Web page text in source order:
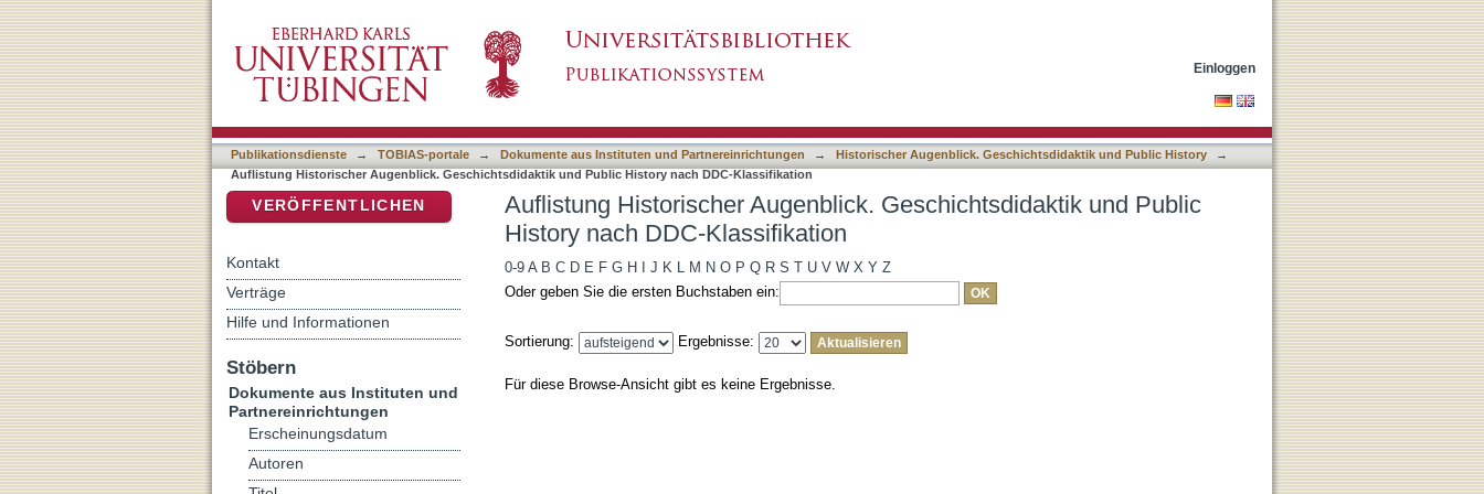
Einloggen
Publikationsdienste → TOBIAS-portale → Dokumente aus Instituten und Partnereinrichtungen → Historischer Augenblick. Geschichtsdidaktik und Public History
→
Auflistung Historischer Augenblick. Geschichtsdidaktik und Public History nach DDC-Klassifikation
Auflistung Historischer Augenblick. Geschichtsdidaktik und Public
History nach DDC-Klassifikation
0-9 A B C D E F G H J K L M N O P Q R S T U V W X Y Z
Oder geben Sie die ersten Buchstaben ein:
Sortierung: Ergebnisse:
Für diese Browse-Ansicht gibt es keine Ergebnisse.
VERÖFFENTLICHEN
Kontakt
Verträge
Hilfe und Informationen
Stöbern
Dokumente aus Instituten und
Partnereinrichtungen
Erscheinungsdatum
Autoren